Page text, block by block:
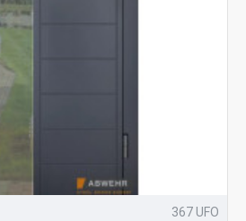
367 UFO